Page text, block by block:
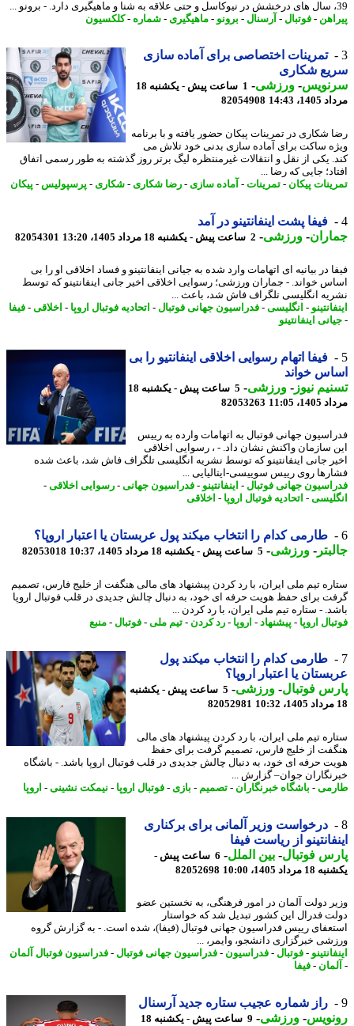
-فوتبال-آرسنال-برونو-ماهیگیری- شماره-کلکسیون
تمرینات اختصاصی برای آماده سازی
شکاری
-ورزشی-
1 ساعت پیش - یکشنبه 18
14:43
82054908
شکاری در تمرینات پیکان حضور یافته و با برنامه
ساکت برای آماده سازی بدنی خود تلاش می
یکی از نقل و انتقالات غیرمنتظره لیگ برتر روز گذشته به طور رسمی اتفاق
جایی که رضا ...
پیکان-تمرینات -آماده سازی- رضا شکاری- شکاری- پرسپولیس-پیکان
فیفا پشت اینفانتینو در آمد
- ورزشی-2 ساعت پیش - یکشنبه 18 مرداد 1405، 13:20 82054301
در بیانیه ای اتهامات وارد شده به جیانی اینفانتینو و فساد اخلاقی او را بی
خواند. - جماران ورزشی؛ رسوایی اخلاقی اخیر جانی اینفانتینو که توسط
انگلیسی تلگراف فاش شد، باعث ...
-انگلیسی-فدراسیون جهانی فوتبال-اتحادیه فوتبال اروپا - اخلاقی-فیفا
اینفانتینو
فیفا اتهام رسوایی اخلاقی اینفانتیو را بی
خواند
نیوز-ورزشی-
5 ساعت پیش - یکشنبه 18
11:05
82053263
جهانی فوتبال به اتهامات وارده به رییس
سازمان واکنش نشان داد. - ، رسوایی اخلاقی
جانی اینفانتینو که توسط نشریه انگلیسی تلگراف فاش شد، باعث شده
روی رییس سوییسی-ایتالیایی ...
جهانی فوتبال-اینفانتینو-فدراسیون جهانی-رسوایی اخلاقی-
-اتحادیه فوتبال اروپا - اخلاقی
طارمی کدام را انتخاب میکند پول عربستان یا اعتبار اروپا؟
-ورزشی-5 ساعت پیش - یکشنبه 18 مرداد 1405، 10:37 82053018
تیم ملی ایران، با رد کردن پیشنهاد های مالی هنگفت از خلیج فارس، تصمیم
برای حفظ هویت حرفه ای خود، به دنبال چالش جدیدی در قلب فوتبال اروپا
- ستاره تیم ملی ایران، با رد کردن ...
اروپا - پیشنهاد-اروپا - رد کردن-تیم ملی -فوتبال-منبع
طارمی کدام را انتخاب میکند پول
یا اعتبار اروپا؟
فوتبال-ورزشی-
5 ساعت پیش - یکشنبه
82052981
تیم ملی ایران، با رد کردن پیشنهاد های مالی
از خلیج فارس، تصمیم گرفت برای حفظ
حرفه ای خود، به دنبال چالش جدیدی در قلب فوتبال اروپا باشد. - باشگاه
جوان– گزارش ...
-باشگاه خبرنگاران- تصمیم-بازی - فوتبال اروپا - نیمکت نشینی-اروپا
درخواست وزیر آلمانی برای برکناری
از ریاست فیفا
فوتبال-بین الملل-
6 ساعت پیش -
1405، 10:00
82052698
دولت آلمان در امور فرهنگی، به نخستین عضو
فدرال این کشور تبدیل شد که خواستار
رییس فدراسیون جهانی فوتبال (فیفا)، شده است. - به گزارش گروه
خبرگزاری دانشجو، وایمر، ...
-فوتبال-فدراسیون-فدراسیون جهانی فوتبال-فدراسیون فوتبال آلمان
-فیفا
راز شماره عجیب ستاره جدید آرسنال
-ورزشی-
9 ساعت پیش - یکشنبه 18